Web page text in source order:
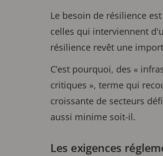
Le besoin de résilience
celles qui interviennent
résilience revêt une
C’est pourquoi, des «
critiques », terme qui
croissante de secteurs
aussi minime soit-il.
Les exigences